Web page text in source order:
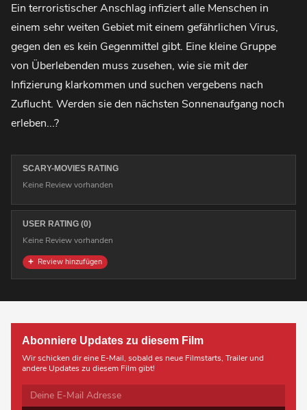
Ein terroristischer Anschlag infiziert alle Menschen in
einem sehr weiten Gebiet mit einem gefährlichen Virus,
gegen den es kein Gegenmittel gibt. Eine kleine Gruppe
von Überlebenden muss zusehen, wie sie mit der
Infizierung klarkommen und suchen vergebens nach
Zuflucht. Werden sie den nächsten Sonnenaufgang noch
erleben...?
SCARY-MOVIES RATING
Keine Review vorhanden
USER RATING (0)
Keine Review vorhanden
Review hinzufügen
Abonniere Updates zu diesem Film
Wir schicken dir eine E-Mail, sobald es neue Filmstarts, Trailer und
andere Updates zu diesem Film gibt!